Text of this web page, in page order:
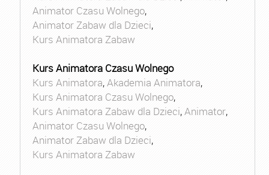
Animator Czasu Wolnego,
Animator Zabaw dla Dzieci,
Kurs Animatora Zabaw
Kurs Animatora Czasu Wolnego
Kurs Animatora,Akademia Animatora,
Kurs Animatora Czasu Wolnego,
Kurs Animatora Zabaw dla Dzieci,Animator,
Animator Czasu Wolnego,
Animator Zabaw dla Dzieci,
Kurs Animatora Zabaw